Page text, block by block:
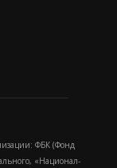
ФБК (Фонд
«Национал-